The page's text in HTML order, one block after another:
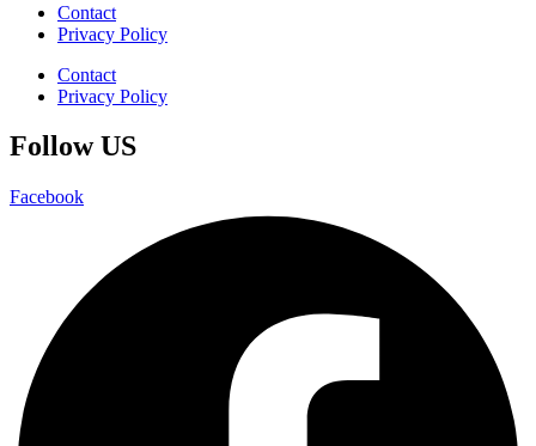
Contact
Privacy Policy
Contact
Privacy Policy
Follow US
Facebook